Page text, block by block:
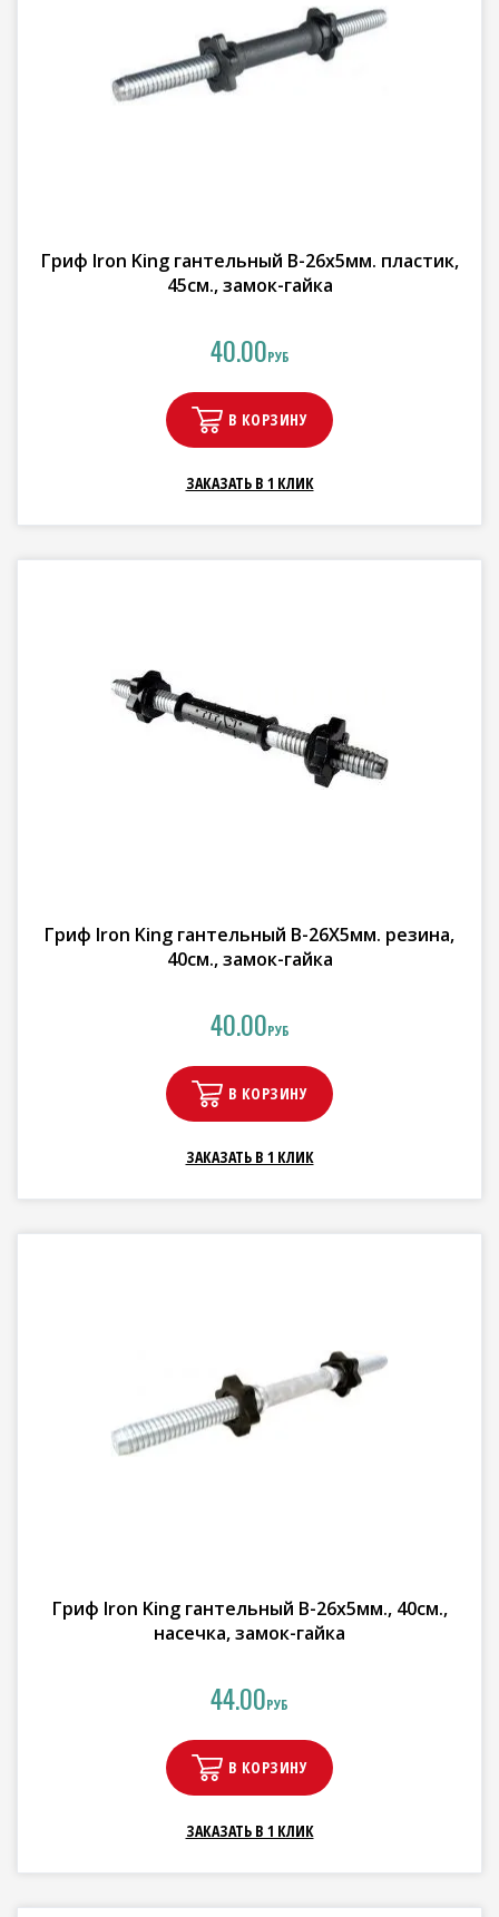
Гриф Iron King гантельный В-26х5мм. пластик,
45см., замок-гайка
40.00РУБ
В КОРЗИНУ
ЗАКАЗАТЬ В 1 КЛИК
Гриф Iron King гантельный В-26Х5мм. резина,
40см., замок-гайка
40.00РУБ
В КОРЗИНУ
ЗАКАЗАТЬ В 1 КЛИК
Гриф Iron King гантельный В-26х5мм., 40см.,
насечка, замок-гайка
44.00РУБ
В КОРЗИНУ
ЗАКАЗАТЬ В 1 КЛИК